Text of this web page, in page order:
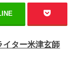
イター米津玄師